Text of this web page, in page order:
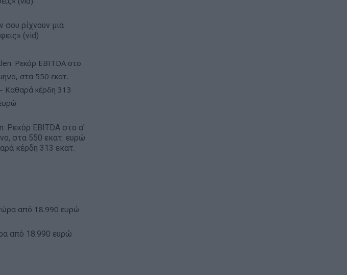
σου ρίχνουν μια
(vid)
Ρεκόρ EBITDA στο α'
στα 550 εκατ. ευρώ
κέρδη 313 εκατ.
από 18.990 ευρώ